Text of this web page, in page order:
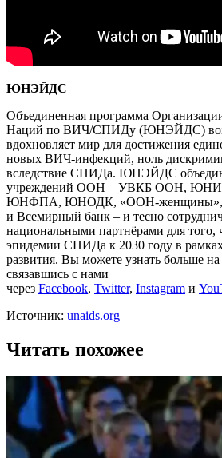
ЮНЭЙДС
Объединенная программа
Наций по ВИЧ/СПИДу (ЮНЭЙДС)
вдохновляет мир для достижения
новых ВИЧ-инфекций, ноль
вследствие СПИДа. ЮНЭЙДС
учреждений ООН – УВКБ ООН,
ЮНФПА, ЮНОДК, «ООН-
и Всемирный банк – и тесно
национальными партнёрами для того,
эпидемии СПИДа к 2030 году в
развития. Вы можете узнать больше на
связавшись с нами
через Facebook, Twitter, Instagram и
Источник: unaids.org
Читать похожее